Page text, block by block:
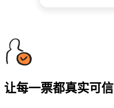
让每一票都真实可信